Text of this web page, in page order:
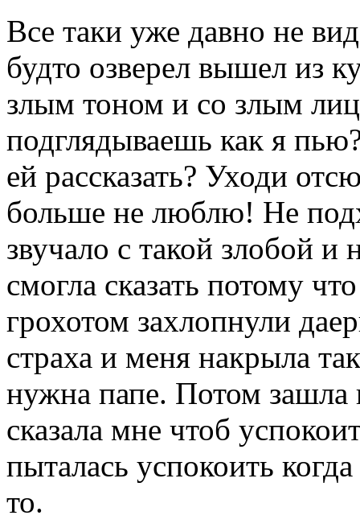
Все таки уже давно не
будто озверел вышел из
злым тоном и со злым
подглядываешь как я
ей рассказать? Уходи
больше не люблю! Не
звучало с такой злобой
смогла сказать потому
грохотом захлопнули
страха и меня накрыла
нужна папе. Потом зашла
сказала мне чтоб
пыталась успокоить
то.